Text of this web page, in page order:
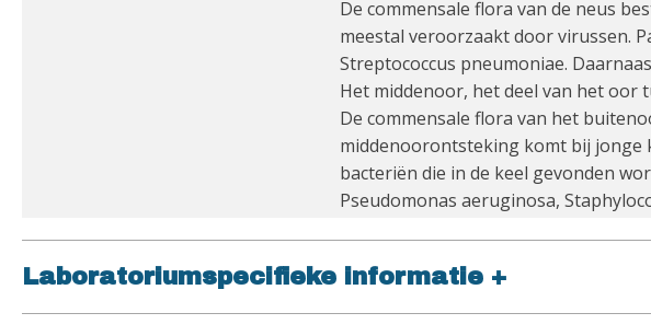
De commensale flora van de neus
meestal veroorzaakt door virussen.
Streptococcus pneumoniae.
Het middenoor, het deel van het oor
De commensale flora van het
middenoorontsteking komt bij jonge
bacteriën die in de keel gevonden
Pseudomonas aeruginosa,
Laboratoriumspecifieke informatie +